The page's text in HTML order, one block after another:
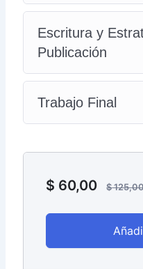
Escritura y
Publicación
Trabajo Final
$ 60,00 $